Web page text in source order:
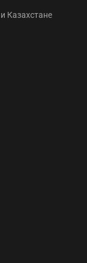
Казахстане